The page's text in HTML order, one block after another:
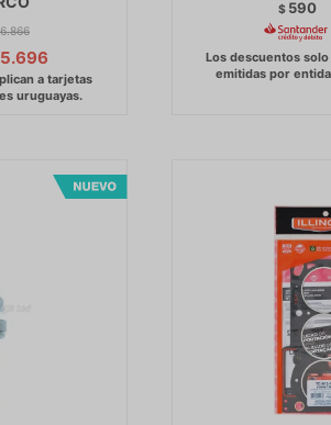
6.866
5.696
$ 590